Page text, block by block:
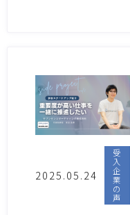
2025.05.24
受
入
企
業
の
声